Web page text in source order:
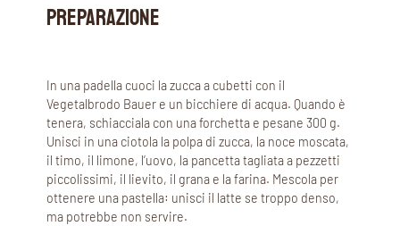
PREPARAZIONE
In una padella cuoci la zucca a cubetti con il
Vegetalbrodo Bauer e un bicchiere di acqua. Quando è
tenera, schiacciala con una forchetta e pesane 300 g.
Unisci in una ciotola la polpa di zucca, la noce moscata,
il timo, il limone, l’uovo, la pancetta tagliata a pezzetti
piccolissimi, il lievito, il grana e la farina. Mescola per
ottenere una pastella: unisci il latte se troppo denso,
ma potrebbe non servire.